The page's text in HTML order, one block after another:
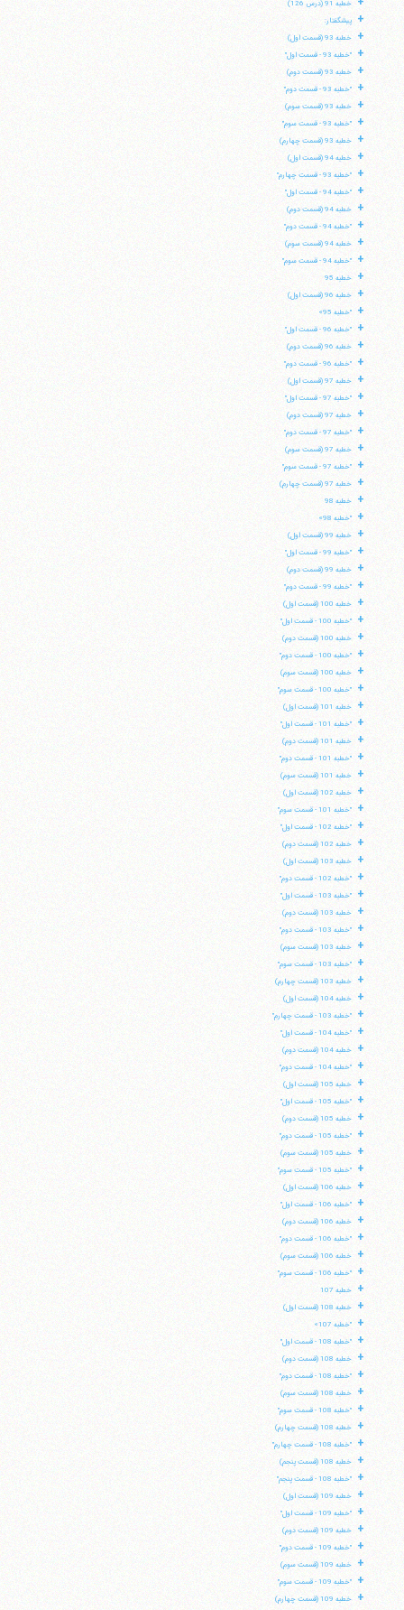
خطبه 91 (درس 126)
+ پیشگفتار:
+ خطبه 93 (قسمت اول)
+ "خطبه 93 - قسمت اول"
+ خطبه 93 (قسمت دوم)
+ "خطبه 93 - قسمت دوم"
+ خطبه 93 (قسمت سوم)
+ "خطبه 93 - قسمت سوم"
+ خطبه 93 (قسمت چهارم)
+ خطبه 94 (قسمت اول)
+ "خطبه 93 - قسمت چهارم"
+ "خطبه 94 - قسمت اول"
+ خطبه 94 (قسمت دوم)
+ "خطبه 94 - قسمت دوم"
+ خطبه 94 (قسمت سوم)
+ "خطبه 94 - قسمت سوم"
+ خطبه 95
+ خطبه 96 (قسمت اول)
+ "خطبه 95»
+ "خطبه 96 - قسمت اول"
+ خطبه 96 (قسمت دوم)
+ "خطبه 96 - قسمت دوم"
+ خطبه 97 (قسمت اول)
+ "خطبه 97 - قسمت اول"
+ خطبه 97 (قسمت دوم)
+ "خطبه 97 - قسمت دوم"
+ خطبه 97 (قسمت سوم)
+ "خطبه 97 - قسمت سوم"
+ خطبه 97 (قسمت چهارم)
+ خطبه 98
+ "خطبه 98»
+ خطبه 99 (قسمت اول)
+ "خطبه 99 - قسمت اول"
+ خطبه 99 (قسمت دوم)
+ "خطبه 99 - قسمت دوم"
+ خطبه 100 (قسمت اول)
+ "خطبه 100 - قسمت اول"
+ خطبه 100 (قسمت دوم)
+ "خطبه 100 - قسمت دوم"
+ خطبه 100 (قسمت سوم)
+ "خطبه 100 - قسمت سوم"
+ خطبه 101 (قسمت اول)
+ "خطبه 101 - قسمت اول"
+ خطبه 101 (قسمت دوم)
+ "خطبه 101 - قسمت دوم"
+ خطبه 101 (قسمت سوم)
+ خطبه 102 (قسمت اول)
+ "خطبه 101 - قسمت سوم"
+ "خطبه 102 - قسمت اول"
+ خطبه 102 (قسمت دوم)
+ خطبه 103 (قسمت اول)
+ "خطبه 102 - قسمت دوم"
+ "خطبه 103 - قسمت اول"
+ خطبه 103 (قسمت دوم)
+ "خطبه 103 - قسمت دوم"
+ خطبه 103 (قسمت سوم)
+ "خطبه 103 - قسمت سوم"
+ خطبه 103 (قسمت چهارم)
+ خطبه 104 (قسمت اول)
+ "خطبه 103 - قسمت چهارم"
+ "خطبه 104 - قسمت اول"
+ خطبه 104 (قسمت دوم)
+ "خطبه 104 - قسمت دوم"
+ خطبه 105 (قسمت اول)
+ "خطبه 105 - قسمت اول"
+ خطبه 105 (قسمت دوم)
+ "خطبه 105 - قسمت دوم"
+ خطبه 105 (قسمت سوم)
+ "خطبه 105 - قسمت سوم"
+ خطبه 106 (قسمت اول)
+ "خطبه 106 - قسمت اول"
+ خطبه 106 (قسمت دوم)
+ "خطبه 106 - قسمت دوم"
+ خطبه 106 (قسمت سوم)
+ "خطبه 106 - قسمت سوم"
+ خطبه 107
+ خطبه 108 (قسمت اول)
+ "خطبه 107»
+ "خطبه 108 - قسمت اول"
+ خطبه 108 (قسمت دوم)
+ "خطبه 108 - قسمت دوم"
+ خطبه 108 (قسمت سوم)
+ "خطبه 108 - قسمت سوم"
+ خطبه 108 (قسمت چهارم)
+ "خطبه 108 - قسمت چهارم"
+ خطبه 108 (قسمت پنجم)
+ "خطبه 108 - قسمت پنجم"
+ خطبه 109 (قسمت اول)
+ "خطبه 109 - قسمت اول"
+ خطبه 109 (قسمت دوم)
+ "خطبه 109 - قسمت دوم"
+ خطبه 109 (قسمت سوم)
+ "خطبه 109 - قسمت سوم"
+ خطبه 109 (قسمت چهارم)